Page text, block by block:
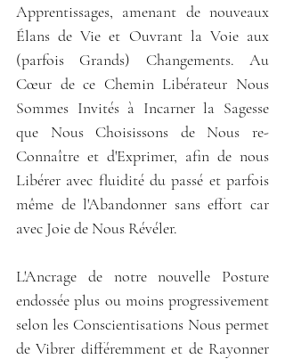
Apprentissages, amenant de nouveaux
Élans de Vie et Ouvrant la Voie aux
(parfois Grands) Changements. Au
Cœur de ce Chemin Libérateur Nous
Sommes Invités à Incarner la Sagesse
que Nous Choisissons de Nous re-
Connaître et d'Exprimer, afin de nous
Libérer avec fluidité du passé et parfois
même de l'Abandonner sans effort car
avec Joie de Nous Révéler.
L'Ancrage de notre nouvelle Posture
endossée plus ou moins progressivement
selon les Conscientisations Nous permet
de Vibrer différemment et de Rayonner